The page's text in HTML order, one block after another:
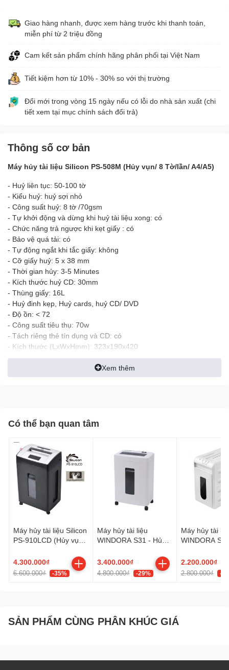
Giao hàng nhanh, được xem hàng trước khi thanh toán,
miễn phí từ 2 triệu đồng
Cam kết sản phẩm chính hãng phân phối tại Việt Nam
Tiết kiệm hơn từ 10% - 30% so với thị trường
Đổi mới trong vòng 15 ngày nếu có lỗi do nhà sản xuất (chi
tiết xem tại mục chính sách đổi trả)
Thông số cơ bản
Máy hủy tài liệu Silicon PS-508M (Hủy vụn/ 8 Tờ/lần/ A4/A5)
- Huỷ liên tục: 50-100 tờ
- Kiểu huỷ: huỷ sợi nhỏ
- Công suất huỷ: 8 tờ /70gsm
- Tự khởi động và dừng khi huỷ tài liệu xong: có
- Chức năng trả ngược khi kẹt giấy : có
- Bảo vệ quá tải: có
- Tự động ngắt khi tắc giấy: không
- Cỡ giấy huỷ: 5 x 38 mm
- Thời gian hủy: 3-5 Minutes
- Kích thước huỷ CD: 30mm
- Thùng giấy: 16L
- Huỷ đinh kẹp, Huỷ cards, huỷ CD/ DVD
- Độ ồn: < 72
- Công suất tiêu thụ: 70w
- Tách riêng thẻ tín dụng và CD: có
- Kích thước (LxWxHmm): 323x190x420
Trọng lượng : 3,5 kg
Công nghệ Mỹ, chính hãng
đặc biệt là có tay nắm ở bên trên, dễ dàng xách và di chuyển.
Xem thêm
Có thể bạn quan tâm
Máy hủy tài liệu Silicon
PS-910LCD (Hủy vụn/
4.300.000₫
6.600.000₫ -35%
Máy hủy tài liệu
WINDORA S31 - Hủy
3.400.000₫
4.800.000₫ -29%
Máy hủy tài
WINDORA
2.200.000₫
2.800.000₫ -
SẢN PHẨM CÙNG PHÂN KHÚC GIÁ